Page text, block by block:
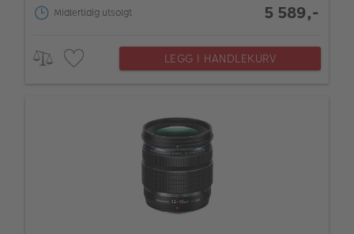
Midlertidig utsolgt 5 589,-
LEGG I HANDLEKURV